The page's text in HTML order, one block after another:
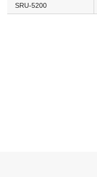
SRU-5200